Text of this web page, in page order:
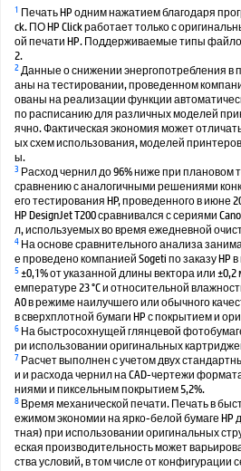
1 Печать HP одним нажатием благодаря
ck. ПО HP Click работает только с
ой печати HP. Поддерживаемые типы файлов:
2.
2Данные о снижении энергопотребления
аны на тестировании, проведенном
ованы на реализации функции
по расписанию для различных моделей
ячно. Фактическая экономия может
ых схем использования, моделей
ы.
3 Расход чернил до 96% ниже при плановом
сравнению с аналогичными решениями
его тестирования HP, проведенного в июне
HP DesignJet T200 сравнивался с сериями
л, используемых во время ежедневной
4 На основе сравнительного анализа
е проведено компанией Sogeti по заказу HP в
5±0,1% от указанной длины вектора или
емпературе 23 °C и относительной
A0 в режиме наилучшего или обычного
в сверхплотной бумаги HP с покрытием и
6 На быстросохнущей глянцевой
ри использовании оригинальных
7 Расчет выполнен с учетом двух
и и расхода чернил на CAD-чертежи
ниями и пиксельным покрытием 5,2%.
8 Время механической печати. Печать в
ежимом экономии на ярко-белой бумаге HP
тная) при использовании оригинальных
еская производительность может
ства условий, в том числе от конфигурации